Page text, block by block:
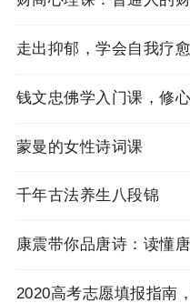
走出抑郁，学会自我疗愈
钱文忠佛学入门课，修
蒙曼的女性诗词课
千年古法养生八段锦
康震带你品唐诗：读懂
2020高考志愿填报指南